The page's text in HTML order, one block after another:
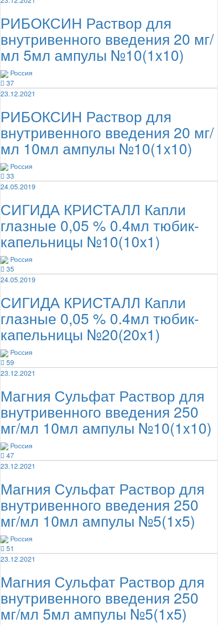
РИБОКСИН Раствор для
внутривенного введения 20 мг/
мл 5мл ампулы №10(1x10)
Россия
37
23.12.2021
РИБОКСИН Раствор для
внутривенного введения 20 мг/
мл 10мл ампулы №10(1x10)
Россия
33
24.05.2019
СИГИДА КРИСТАЛЛ Капли
глазные 0,05 % 0.4мл тюбик-
капельницы №10(10x1)
Россия
35
24.05.2019
СИГИДА КРИСТАЛЛ Капли
глазные 0,05 % 0.4мл тюбик-
капельницы №20(20x1)
Россия
59
23.12.2021
Магния Сульфат Раствор для
внутривенного введения 250
мг/мл 10мл ампулы №10(1x10)
Россия
47
23.12.2021
Магния Сульфат Раствор для
внутривенного введения 250
мг/мл 10мл ампулы №5(1x5)
Россия
51
23.12.2021
Магния Сульфат Раствор для
внутривенного введения 250
мг/мл 5мл ампулы №5(1x5)